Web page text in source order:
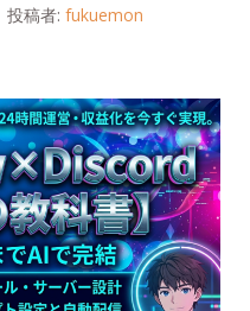
投稿者: fukuemon